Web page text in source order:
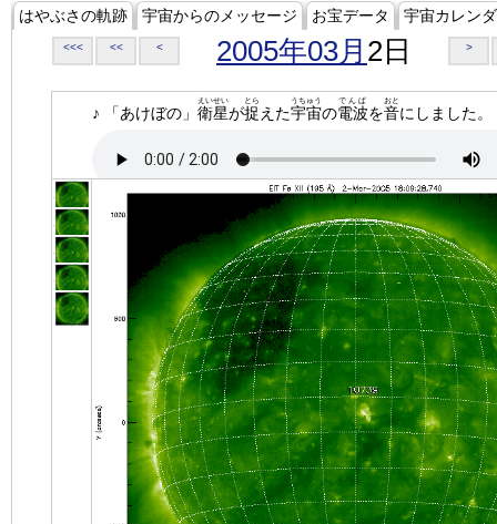
はやぶさの軌跡 宇宙からのメッセージ お宝データ 宇宙カレン
<<< << < 2005年03月 2日 >
♪ 「あけぼの」 衛星
えいせい
が捉
とら
えた宇宙
うちゅう
の電波
でんぱ
を音
おと
にしました。